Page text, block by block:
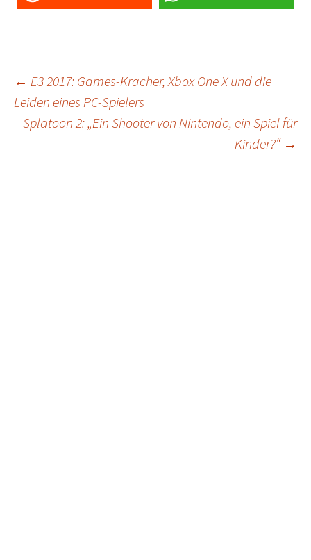
Post
navigation
← E3 2017: Games-Kracher, Xbox One X und die
Leiden eines PC-Spielers
Splatoon 2: „Ein Shooter von Nintendo, ein Spiel für
Kinder?“ →